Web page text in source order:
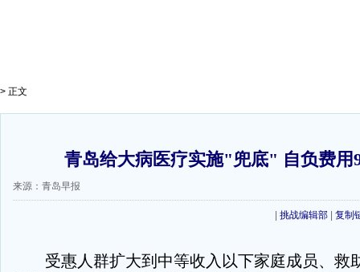
> 正文
青岛给大病医疗实施"兜底" 自负费用
来源：青岛早报
挑战编辑部 复制
受惠人群扩大到中等收入以下家庭成员、救